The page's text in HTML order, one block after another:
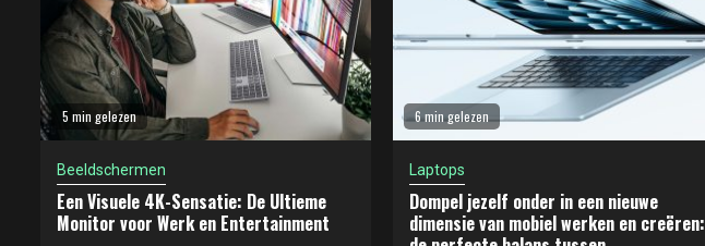
5 min gelezen
Beeldschermen
Een Visuele 4K-Sensatie: De Ultieme
Monitor voor Werk en Entertainment
6 min gelezen
Laptops
Dompel jezelf onder in een nieuwe
dimensie van mobiel werken en creëren: